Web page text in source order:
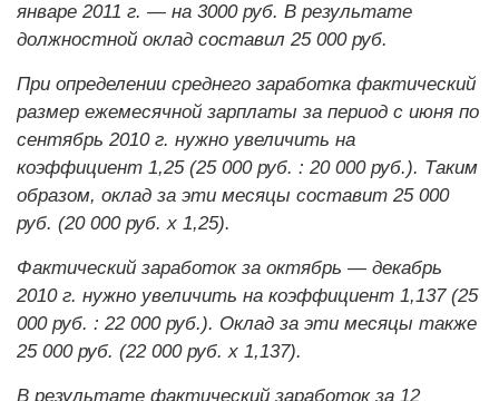
январе 2011 г. — на 3000 руб. В результате
должностной оклад составил 25 000 руб.
При определении среднего заработка фактический
размер ежемесячной зарплаты за период с июня по
сентябрь 2010 г. нужно увеличить на
коэффициент 1,25 (25 000 руб. : 20 000 руб.). Таким
образом, оклад за эти месяцы составит 25 000
руб. (20 000 руб. х 1,25).
Фактический заработок за октябрь — декабрь
2010 г. нужно увеличить на коэффициент 1,137 (25
000 руб. : 22 000 руб.). Оклад за эти месяцы также
25 000 руб. (22 000 руб. х 1,137).
В результате фактический заработок за 12